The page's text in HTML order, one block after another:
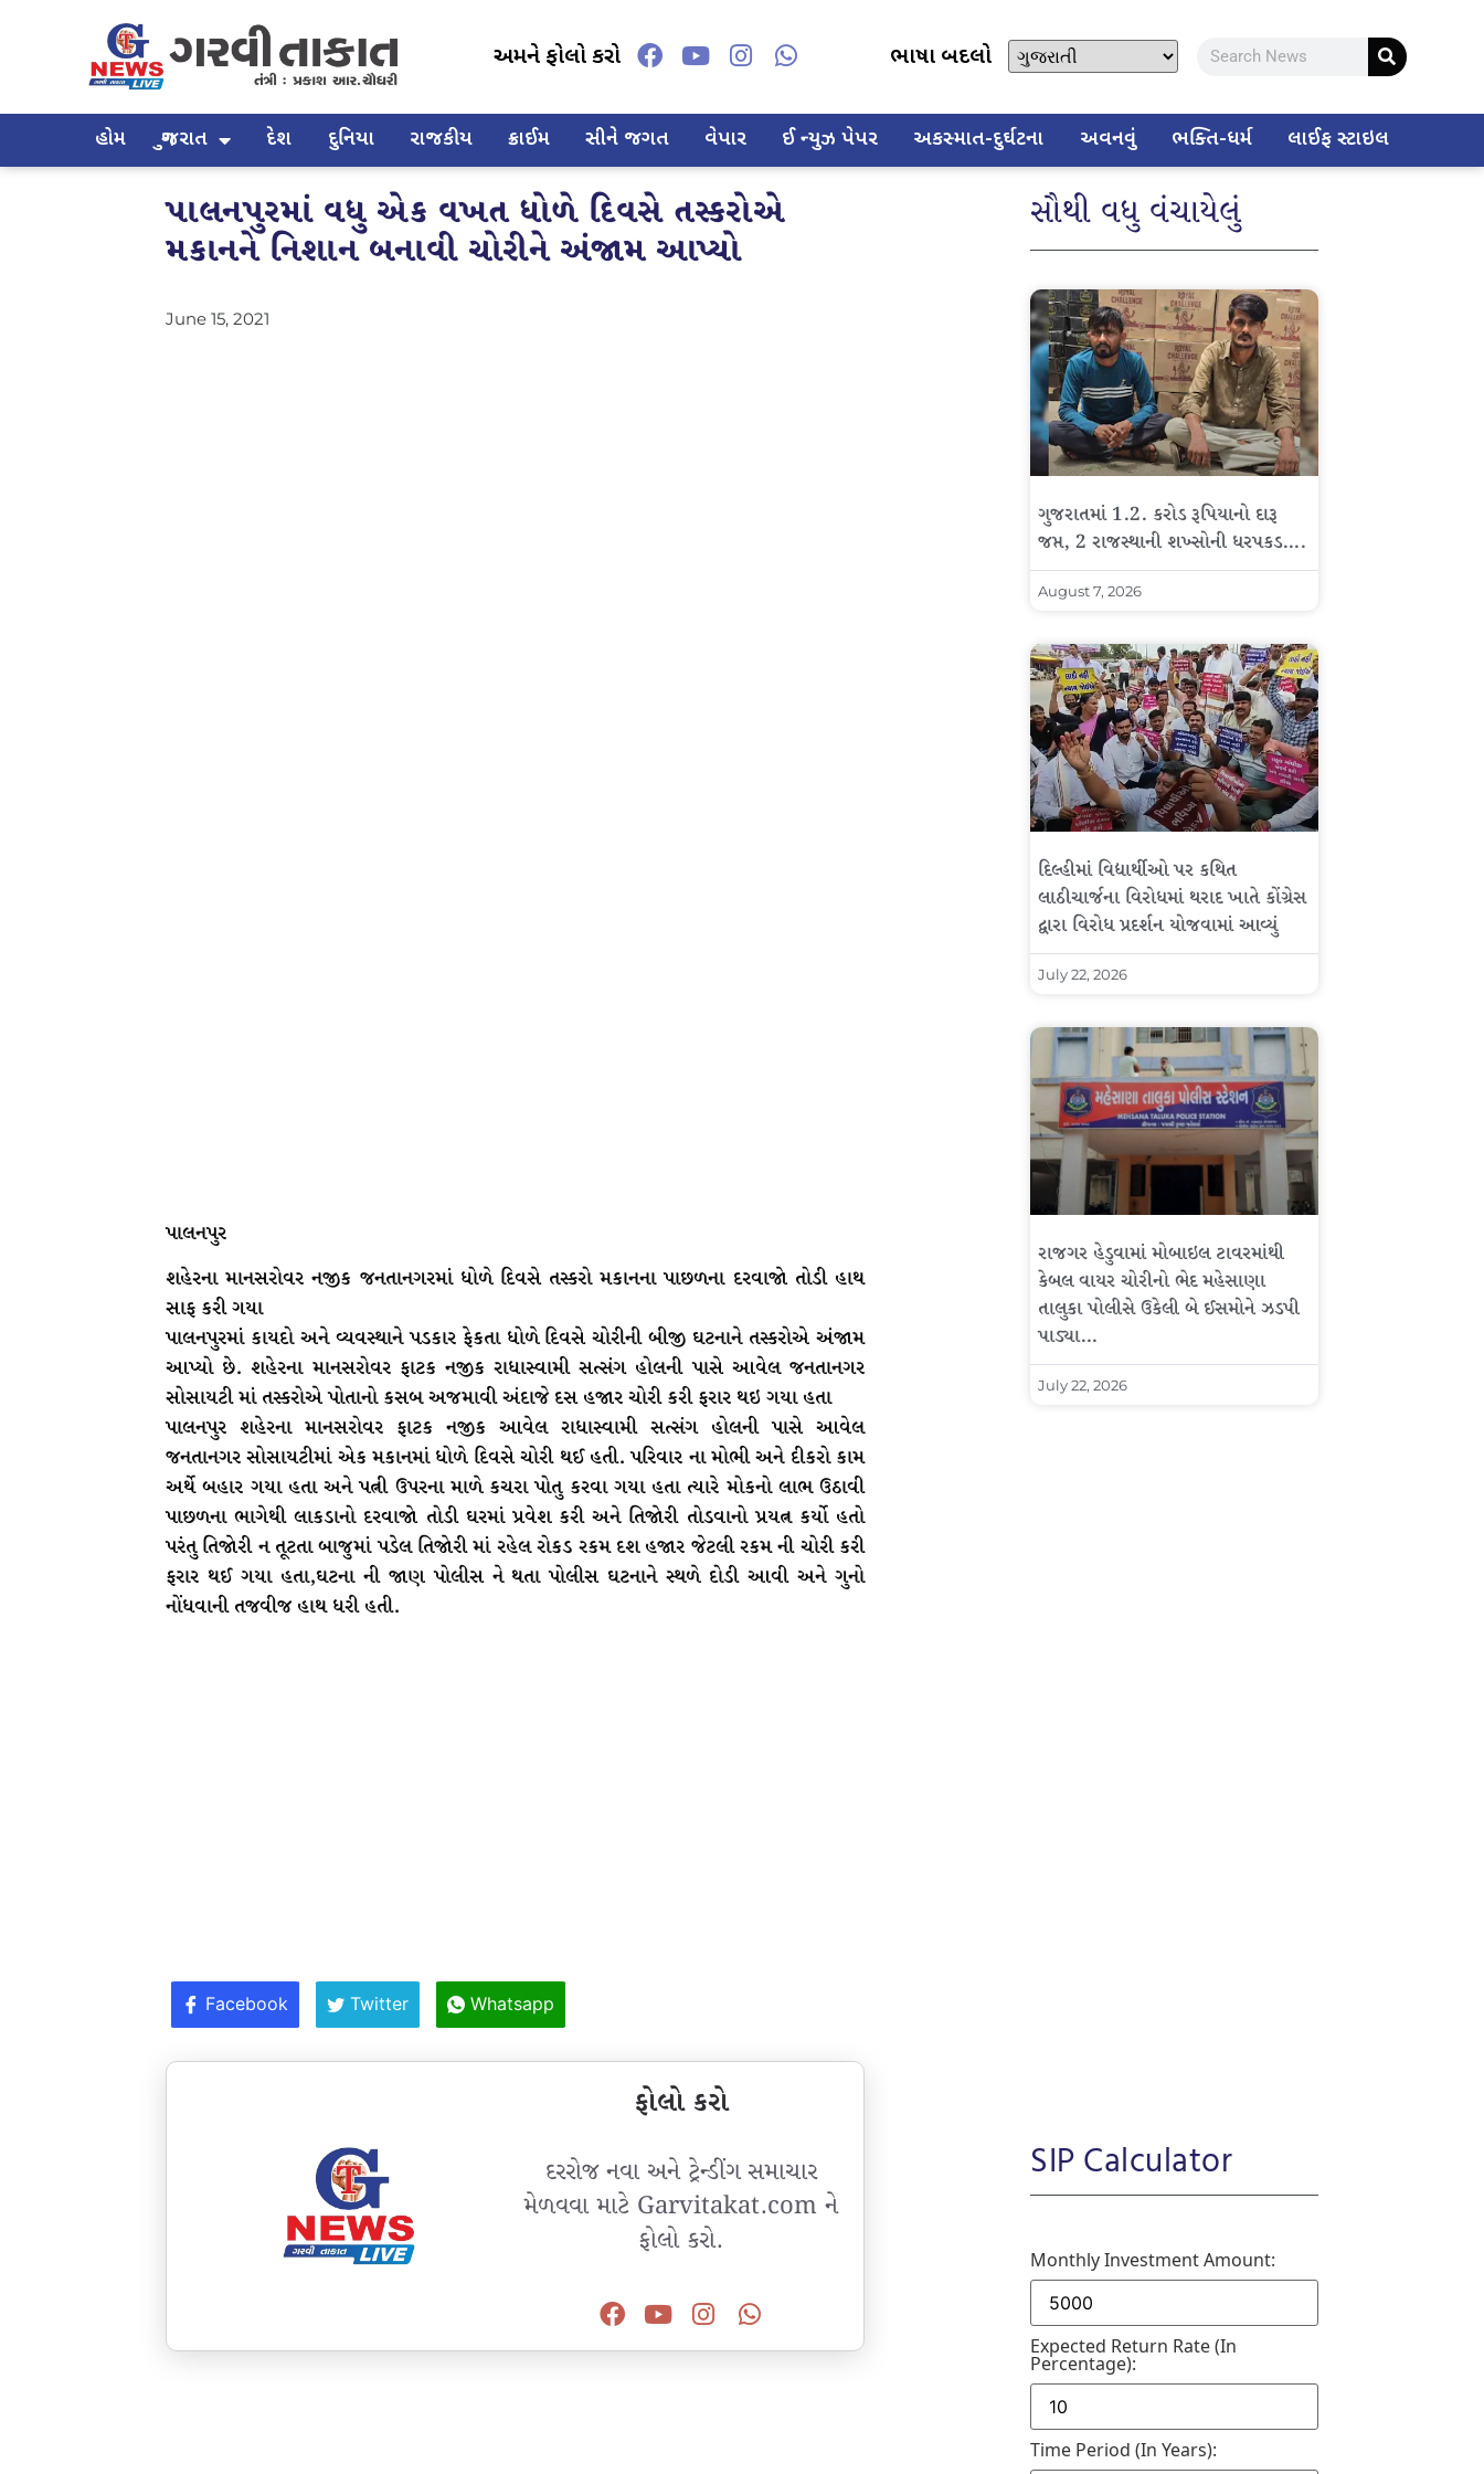
અમને ફોલો કરો ભાષા બદલો
હોમ ગુજરાત દેશ દુનિયા રાજકીય ક્રાઈમ સીને જગત વેપાર ઈ ન્યુઝ પેપર અકસ્માત-દુર્ઘટના અવનવું ભક્તિ-ધર્મ લાઈફ સ્ટાઇલ
પાલનપુરમાં વધુ એક વખત ધોળે દિવસે તસ્કરોએ
મકાનને નિશાન બનાવી ચોરીને અંજામ આપ્યો
June 15, 2021
પાલનપુર
શહેરના માનસરોવર નજીક જનતાનગરમાં ધોળે દિવસે તસ્કરો મકાનના પાછળના દરવાજો તોડી હાથ
સાફ કરી ગયા
પાલનપુરમાં કાયદો અને વ્યવસ્થાને પડકાર ફેકતા ધોળે દિવસે ચોરીની બીજી ઘટનાને તસ્કરોએ અંજામ
આપ્યો છે. શહેરના માનસરોવર ફાટક નજીક રાધાસ્વામી સત્સંગ હોલની પાસે આવેલ જનતાનગર
સોસાયટી માં તસ્કરોએ પોતાનો કસબ અજમાવી અંદાજે દસ હજાર ચોરી કરી ફરાર થઇ ગયા હતા
પાલનપુર શહેરના માનસરોવર ફાટક નજીક આવેલ રાધાસ્વામી સત્સંગ હોલની પાસે આવેલ
જનતાનગર સોસાયટીમાં એક મકાનમાં ધોળે દિવસે ચોરી થઈ હતી. પરિવાર ના મોભી અને દીકરો કામ
અર્થે બહાર ગયા હતા અને પત્ની ઉપરના માળે કચરા પોતુ કરવા ગયા હતા ત્યારે મોકનો લાભ ઉઠાવી
પાછળના ભાગેથી લાકડાનો દરવાજો તોડી ઘરમાં પ્રવેશ કરી અને તિજોરી તોડવાનો પ્રયત્ન કર્યો હતો
પરંતુ તિજોરી ન તૂટતા બાજુમાં પડેલ તિજોરી માં રહેલ રોકડ રકમ દશ હજાર જેટલી રકમ ની ચોરી કરી
ફરાર થઈ ગયા હતા,ઘટના ની જાણ પોલીસ ને થતા પોલીસ ઘટનાને સ્થળે દોડી આવી અને ગુનો
નોંધવાની તજવીજ હાથ ધરી હતી.
Facebook Twitter Whatsapp
ફોલો કરો
દરરોજ નવા અને ટ્રેન્ડીંગ સમાચાર
મેળવવા માટે Garvitakat.com ને
ફોલો કરો.
સૌથી વધુ વંચાયેલું
ગુજરાતમાં 1.2. કરોડ રૂપિયાનો દારૂ
જપ્ત, 2 રાજસ્થાની શખ્સોની ધરપકડ….
August 7, 2026
દિલ્હીમાં વિદ્યાર્થીઓ પર કથિત
લાઠીચાર્જના વિરોધમાં થરાદ ખાતે કોંગ્રેસ
દ્વારા વિરોધ પ્રદર્શન યોજવામાં આવ્યું
July 22, 2026
રાજગર હેડુવામાં મોબાઇલ ટાવરમાંથી
કેબલ વાયર ચોરીનો ભેદ મહેસાણા
તાલુકા પોલીસે ઉકેલી બે ઈસમોને ઝડપી
પાડ્યા…
July 22, 2026
SIP Calculator
Monthly Investment Amount:
Expected Return Rate (in
Percentage):
Time Period (in Years):